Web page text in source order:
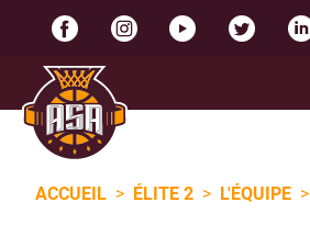
ACCUEIL > ÉLITE 2 > L'ÉQUIPE >